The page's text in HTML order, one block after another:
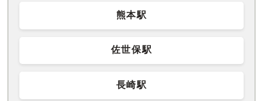
熊本駅
佐世保駅
長崎駅